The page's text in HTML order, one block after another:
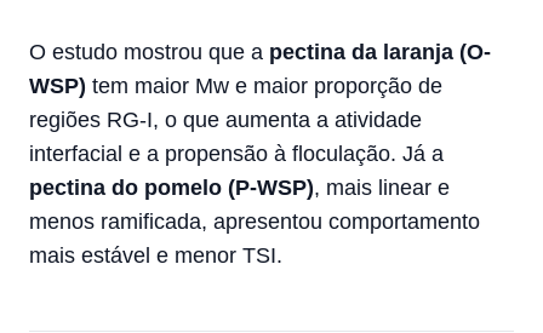
O estudo mostrou que a pectina da laranja (O-
WSP) tem maior Mw e maior proporção de
regiões RG-I, o que aumenta a atividade
interfacial e a propensão à floculação. Já a
pectina do pomelo (P-WSP), mais linear e
menos ramificada, apresentou comportamento
mais estável e menor TSI.